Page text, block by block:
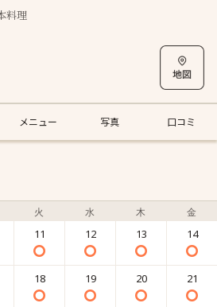
料理
メニュー 写真 口コミ
火 水 木 金
11 12 13 14
18 19 20 21